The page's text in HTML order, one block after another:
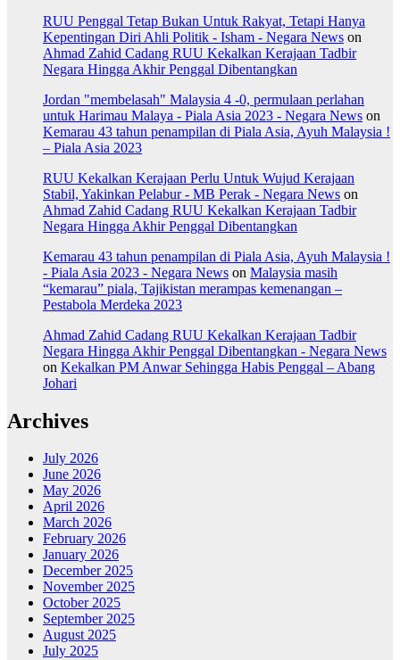
RUU Penggal Tetap Bukan Untuk Rakyat, Tetapi Hanya
Kepentingan Diri Ahli Politik - Isham - Negara News on
Ahmad Zahid Cadang RUU Kekalkan Kerajaan Tadbir
Negara Hingga Akhir Penggal Dibentangkan
Jordan "membelasah" Malaysia 4 -0, permulaan perlahan
untuk Harimau Malaya - Piala Asia 2023 - Negara News on
Kemarau 43 tahun penampilan di Piala Asia, Ayuh Malaysia !
– Piala Asia 2023
RUU Kekalkan Kerajaan Perlu Untuk Wujud Kerajaan
Stabil, Yakinkan Pelabur - MB Perak - Negara News on
Ahmad Zahid Cadang RUU Kekalkan Kerajaan Tadbir
Negara Hingga Akhir Penggal Dibentangkan
Kemarau 43 tahun penampilan di Piala Asia, Ayuh Malaysia !
- Piala Asia 2023 - Negara News on Malaysia masih
“kemarau” piala, Tajikistan merampas kemenangan –
Pestabola Merdeka 2023
Ahmad Zahid Cadang RUU Kekalkan Kerajaan Tadbir
Negara Hingga Akhir Penggal Dibentangkan - Negara News
on Kekalkan PM Anwar Sehingga Habis Penggal – Abang
Johari
Archives
July 2026
June 2026
May 2026
April 2026
March 2026
February 2026
January 2026
December 2025
November 2025
October 2025
September 2025
August 2025
July 2025